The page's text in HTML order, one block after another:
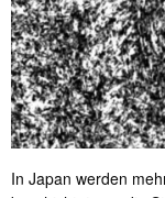
In Japan werden